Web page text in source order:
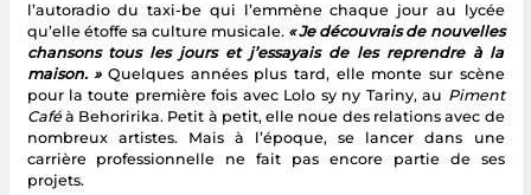
l’autoradio du taxi-be qui l’emmène chaque jour au lycée
qu’elle étoffe sa culture musicale. « Je découvrais de nouvelles
chansons tous les jours et j’essayais de les reprendre à la
maison. »Quelques années plus tard, elle monte sur scène
pour la toute première fois avec Lolo sy ny Tariny, au Piment
Caféà Behoririka. Petit à petit, elle noue des relations avec de
nombreux artistes. Mais à l’époque, se lancer dans une
carrière professionnelle ne fait pas encore partie de ses
projets.